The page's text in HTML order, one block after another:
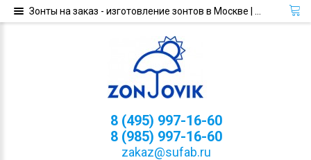
8 (495) 997-16-60
8 (985) 997-16-60
zakaz@sufab.ru